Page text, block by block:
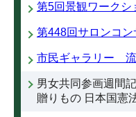
第5回景観ワークシ
第448回サロンコン
市民ギャラリー 流
男女共同参画週間
贈りもの 日本国憲